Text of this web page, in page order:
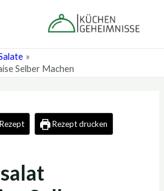
Selber Machen
Rezept drucken